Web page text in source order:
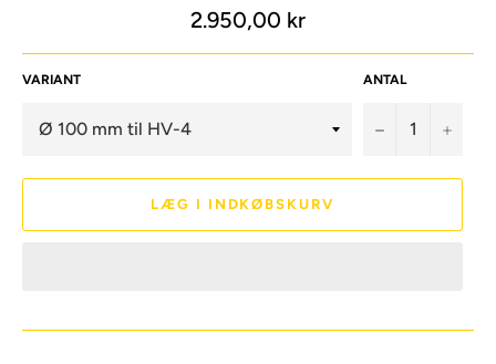
Normalpris
2.950,00 kr
VARIANT ANTAL
− +
LÆG I INDKØBSKURV